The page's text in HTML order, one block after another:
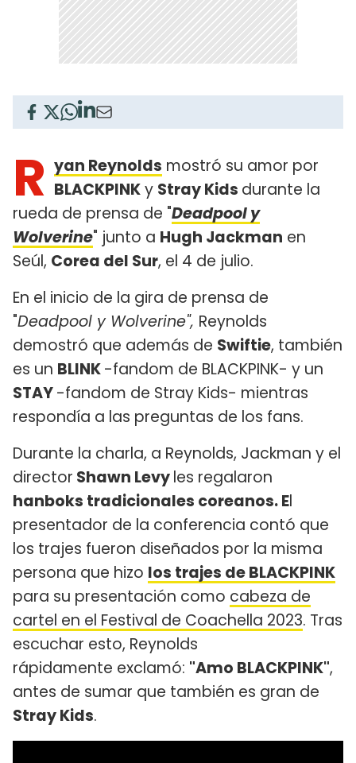
R yan Reynolds mostró su amor por
BLACKPINKy Stray Kids durante la
rueda de prensa de "Deadpool y
Wolverine" junto a Hugh Jackman en
Seúl, Corea del Sur, el 4 de julio.
En el inicio de la gira de prensa de
"Deadpool y Wolverine", Reynolds
demostró que además de Swiftie, también
es un BLINK-fandom de BLACKPINK- y un
STAY-fandom de Stray Kids- mientras
respondía a las preguntas de los fans.
Durante la charla, a Reynolds, Jackman y el
director Shawn Levyles regalaron
hanboks tradicionales coreanos. El
presentador de la conferencia contó que
los trajes fueron diseñados por la misma
persona que hizo los trajes de BLACKPINK
para su presentación como cabeza de
cartel en el Festival de Coachella 2023. Tras
escuchar esto, Reynolds
rápidamente exclamó: "Amo BLACKPINK",
antes de sumar que también es gran de
Stray Kids.